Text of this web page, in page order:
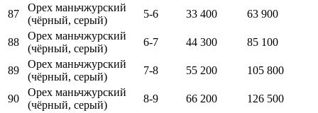
87
Орех маньчжурский
(чёрный, серый)
5-6 33 400 63 900
88
Орех маньчжурский
(чёрный, серый)
6-7 44 300 85 100
89
Орех маньчжурский
(чёрный, серый)
7-8 55 200 105 800
90
Орех маньчжурский
(чёрный, серый)
8-9 66 200
126 500